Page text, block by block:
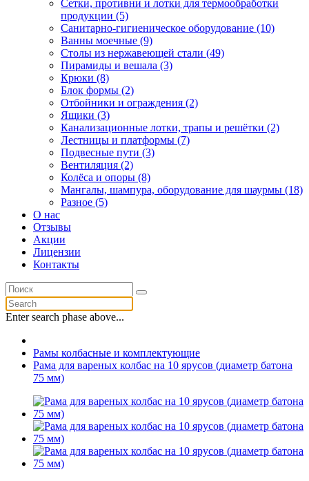
Сетки, противни и лотки для термообработки
продукции (5)
Санитарно-гигиеническое оборудование (10)
Ванны моечные (9)
Столы из нержавеющей стали (49)
Пирамиды и вешала (3)
Крюки (8)
Блок формы (2)
Отбойники и ограждения (2)
Ящики (3)
Канализационные лотки, трапы и решётки (2)
Лестницы и платформы (7)
Подвесные пути (3)
Вентиляция (2)
Колёса и опоры (8)
Мангалы, шампура, оборудование для шаурмы (18)
Разное (5)
О нас
Отзывы
Акции
Лицензии
Контакты
Enter search phase above...
Рамы колбасные и комплектующие
Рама для вареных колбас на 10 ярусов (диаметр батона
75 мм)